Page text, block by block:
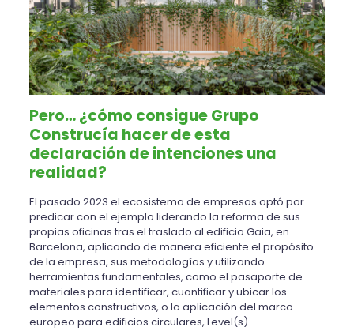
Pero… ¿cómo consigue Grupo
Construcía hacer de esta
declaración de intenciones una
realidad?
El pasado 2023 el ecosistema de empresas optó por
predicar con el ejemplo liderando la reforma de sus
propias oficinas tras el traslado al edificio Gaia, en
Barcelona, aplicando de manera eficiente el propósito
de la empresa, sus metodologías y utilizando
herramientas fundamentales, como el pasaporte de
materiales para identificar, cuantificar y ubicar los
elementos constructivos, o la aplicación del marco
europeo para edificios circulares, Level(s).